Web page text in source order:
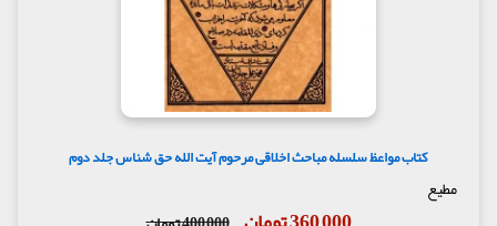
کتاب مواعظ سلسله مباحث اخلاقی مرحوم آیت الله حق شناس جلد دوم
مطیع